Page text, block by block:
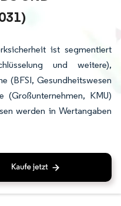
ist segmentiert
und weitere),
(BFSI, Gesundheitswesen
(Großunternehmen, KMU)
werden in Wertangaben